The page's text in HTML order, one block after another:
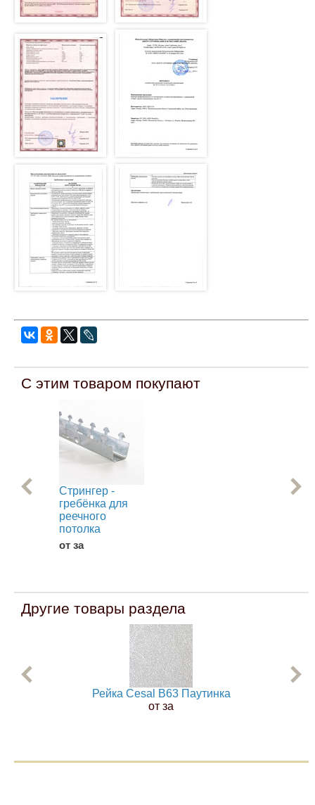
С этим товаром покупают
Стрингер -
гребёнка для
реечного
потолка
от за
П -
Другие товары раздела
Рейка Cesal B63 Паутинка
от за